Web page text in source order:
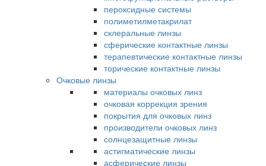
пероксидные системы
полиметилметакрилат
склеральные линзы
сферические контактные линзы
терапевтические контактные линзы
торические контактные линзы
Очковые линзы
материалы очковых линз
очковая коррекция зрения
покрытия для очковых линз
производители очковых линз
солнцезащитные линзы
астигматические линзы
асферические линзы